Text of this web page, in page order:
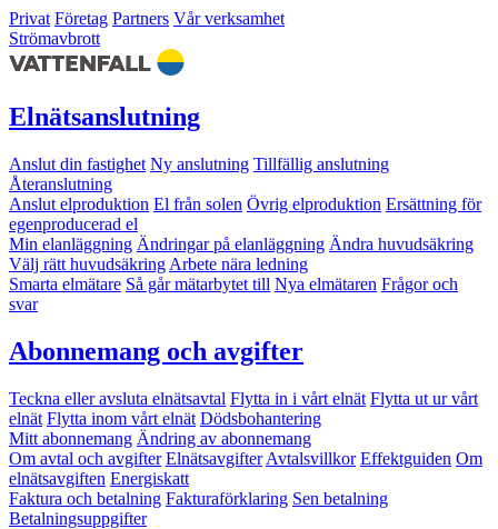
Privat Företag Partners Vår verksamhet
Strömavbrott
Elnätsanslutning
Anslut din fastighet Ny anslutning Tillfällig anslutning
Återanslutning
Anslut elproduktion El från solen Övrig elproduktion Ersättning för
egenproducerad el
Min elanläggning Ändringar på elanläggning Ändra huvudsäkring
Välj rätt huvudsäkring Arbete nära ledning
Smarta elmätare Så går mätarbytet till Nya elmätaren Frågor och
svar
Abonnemang och avgifter
Teckna eller avsluta elnätsavtal Flytta in i vårt elnät Flytta ut ur vårt
elnät Flytta inom vårt elnät Dödsbohantering
Mitt abonnemang Ändring av abonnemang
Om avtal och avgifter Elnätsavgifter Avtalsvillkor Effektguiden Om
elnätsavgiften Energiskatt
Faktura och betalning Fakturaförklaring Sen betalning
Betalningsuppgifter